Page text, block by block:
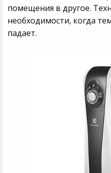
помещения в другое.
необходимости, когда
падает.